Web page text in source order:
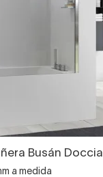
Busán Doccia
a medida